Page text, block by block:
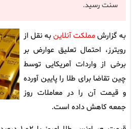
سنت رسید.
به گزارشمملکت آنلاینبه نقل از
رویترز، احتمال تعلیق عوارض بر
برخی از واردات آمریکایی توسط
چین تقاضا برای طلا را پایین آورده
و قیمت آن را در معاملات روز
جمعه کاهش داده است.